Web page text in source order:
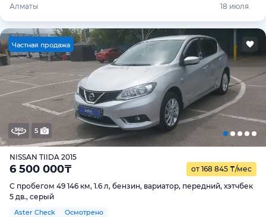
Алматы 18 июля
Частная продажа
5
NISSAN TIIDA 2015
6 500 000₸ от 168 845 ₸/мес
С пробегом 49 146 км, 1.6 л, бензин, вариатор, передний, хэтчбек
5 дв., серый
Aster Check Осмотрено